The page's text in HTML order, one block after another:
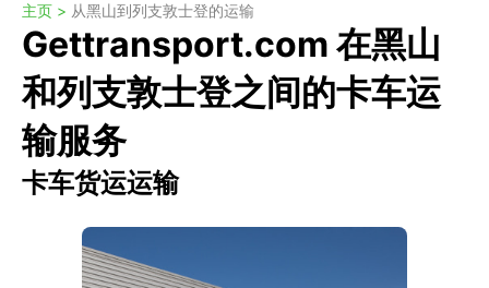
主页 > 从黑山到列支敦士登的运输
Gettransport.com 在黑山
和列支敦士登之间的卡车运
输服务
卡车货运运输